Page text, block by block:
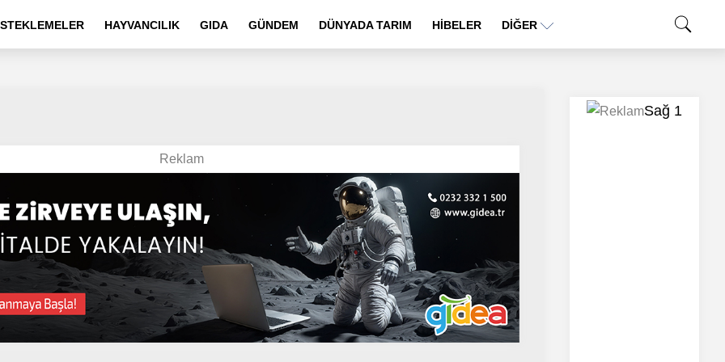
HAYVANCILIK GIDA GÜNDEM DÜNYADA TARIM HİBELER DIĞER